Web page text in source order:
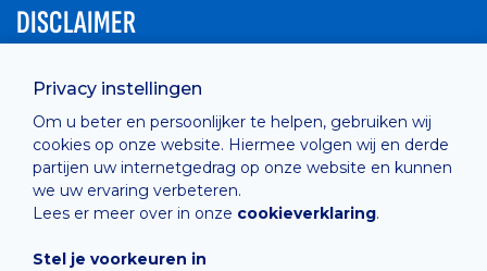
Privacy instellingen
Om u beter en persoonlijker te helpen, gebruiken wij
cookies op onze website. Hiermee volgen wij en derde
partijen uw internetgedrag op onze website en kunnen
we uw ervaring verbeteren.
Lees er meer over in onze cookieverklaring.
Stel je voorkeuren in
DISCLAIMER
Privacy Policy
Cashless
verkoopsvoorwaarden
Cookie Policy